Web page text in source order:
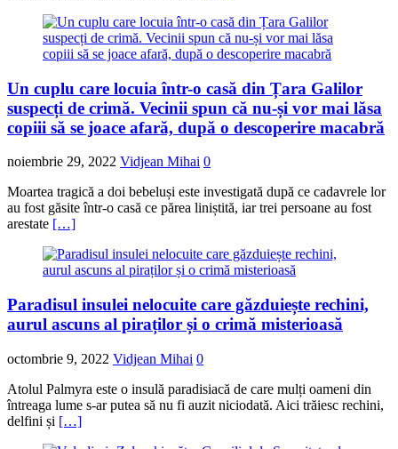
Un cuplu care locuia într-o casă din Țara Galilor
suspecți de crimă. Vecinii spun că nu-și vor mai lăsa
copiii să se joace afară, după o descoperire macabră
noiembrie 29, 2022 Vidjean Mihai 0
Moartea tragică a doi bebeluși este investigată după ce cadavrele lor
au fost găsite într-o casă ce părea liniștită, iar trei persoane au fost
arestate […]
Paradisul insulei nelocuite care găzduiește rechini,
aurul ascuns al piraților și o crimă misterioasă
octombrie 9, 2022 Vidjean Mihai 0
Atolul Palmyra este o insulă paradisiacă de care mulți oameni din
întreaga lume s-ar putea să nu fi auzit niciodată. Aici trăiesc rechini,
delfini și […]